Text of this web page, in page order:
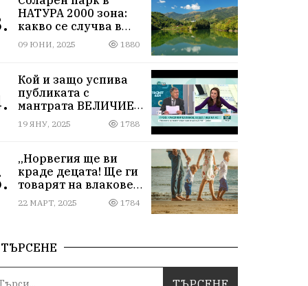
НАТУРА 2000 зона:
какво се случва в
Мартиново?
09 ЮНИ, 2025 1880
Кой и защо успива
публиката с
мантрата ВЕЛИЧИЕ
ОСТАВА ИЗВЪН
ПАРЛАМЕНТА
19 ЯНУ, 2025 1788
„Норвегия ще ви
краде децата! Ще ги
товарят на влакове
от гара Подуяне“
22 МАРТ, 2025 1784
ТЪРСЕНЕ